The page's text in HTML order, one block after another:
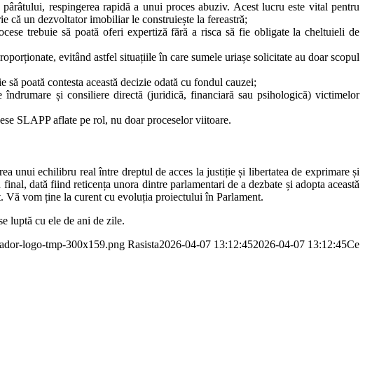
respingerea rapidă a unui proces abuziv. Acest lucru este vital pentru
că un dezvoltator imobiliar le construiește la fereastră;
trebuie să poată oferi expertiză fără a risca să fie obligate la cheltuieli de
evitând astfel situațiile în care sumele uriașe solicitate au doar scopul
poată contesta această decizie odată cu fondul cauzei;
și consiliere directă (juridică, financiară sau psihologică) victimelor
SLAPP aflate pe rol, nu doar proceselor viitoare.
unui echilibru real între dreptul de acces la justiție și libertatea de exprimare și
dată fiind reticența unora dintre parlamentari de a dezbate și adopta această
Vă vom ține la curent cu evoluția proiectului în Parlament.
luptă cu ele de ani de zile.
logo-tmp-300x159.png Rasista2026-04-07 13:12:452026-04-07 13:12:45Ce